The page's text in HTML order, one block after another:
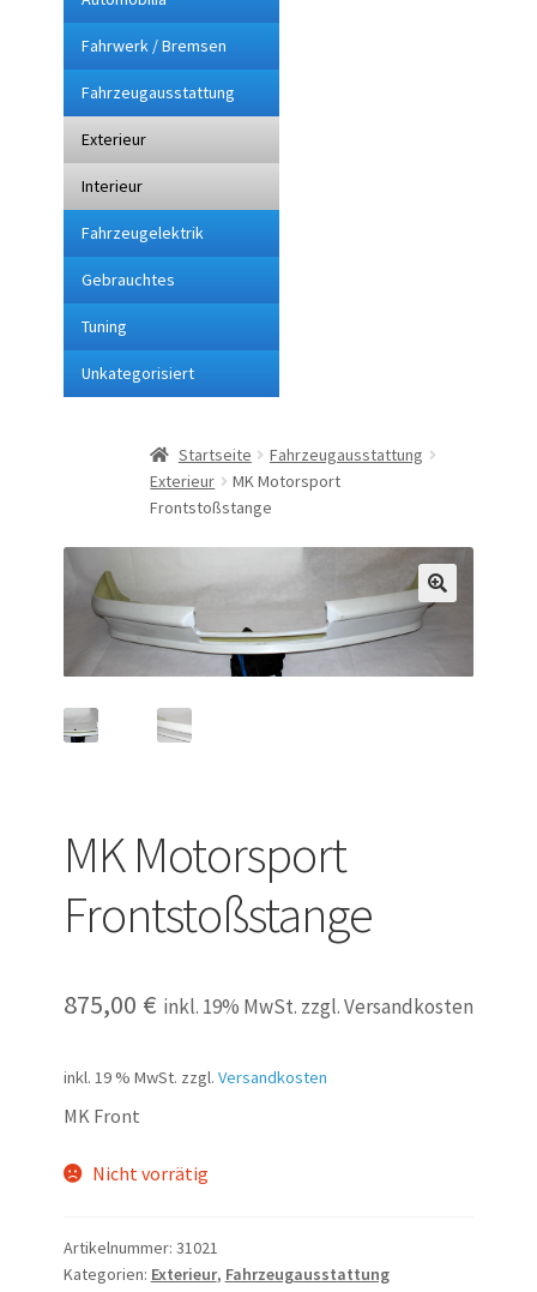
Impressum
Kasse
Lieferung
Mein Konto
Startseite
Suchbegriffe
Versandarten
Warenkorb
Fahrwerk / Bremsen
Fahrzeugausstattung
Exterieur
Interieur
Fahrzeugelektrik
Gebrauchtes
Tuning
Unkategorisiert
Startseite
Fahrzeugausstattung
Exterieur
MK Motorsport
Frontstoßstange
MK Motorsport
Frontstoßstange
875,00 € inkl. 19% MwSt. zzgl. Versandkosten
inkl. 19 % MwSt. zzgl. Versandkosten
MK Front
Nicht vorrätig
Artikelnummer: 31021
Kategorien: Exterieur, Fahrzeugausstattung